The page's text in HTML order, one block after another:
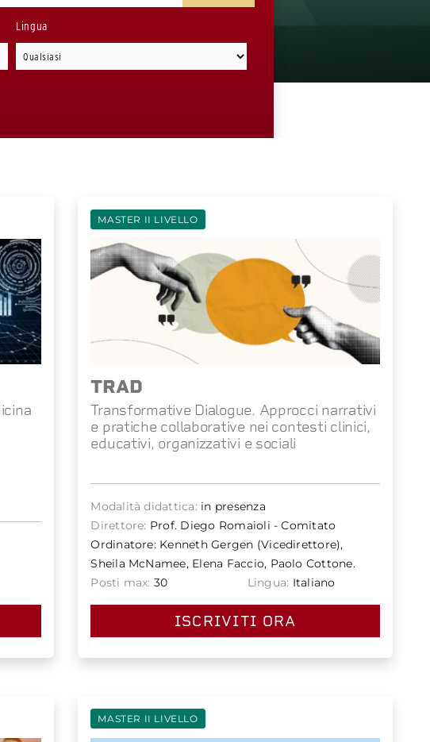
Lingua
MASTER II LIVELLO
TRAD
Transformative Dialogue. Approcci narrativi
e pratiche collaborative nei contesti clinici,
educativi, organizzativi e sociali
Modalità didattica: in presenza
Direttore: Prof. Diego Romaioli - Comitato
Ordinatore: Kenneth Gergen (Vicedirettore),
Sheila McNamee, Elena Faccio, Paolo Cottone.
Posti max: 30 Lingua: Italiano
ISCRIVITI ORA
MASTER II LIVELLO